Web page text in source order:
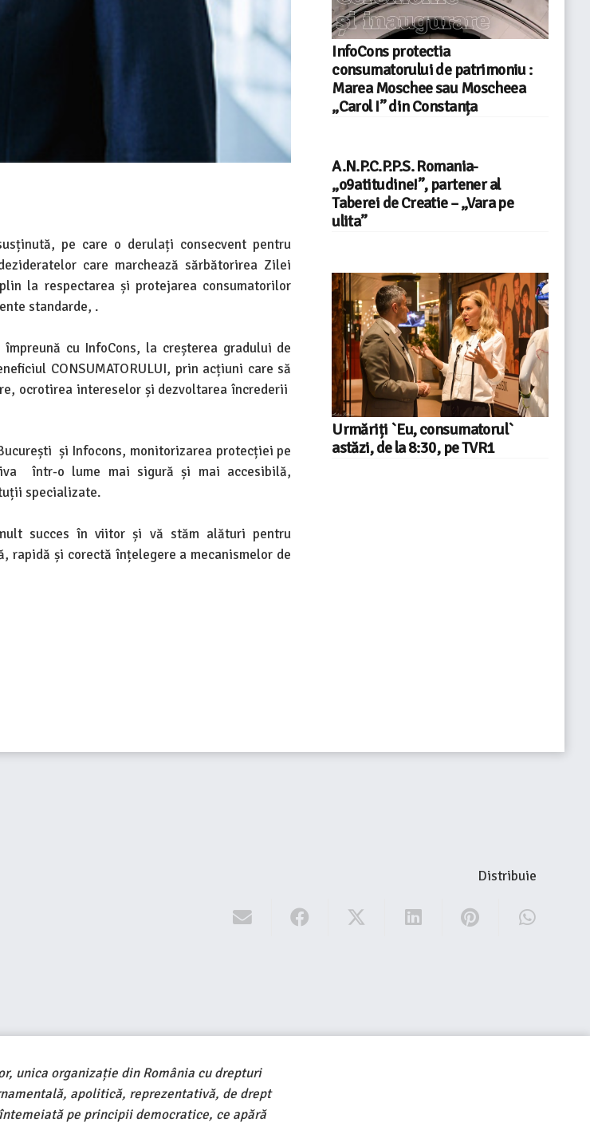
pe care o derulați consecvent pentru
care marchează sărbătorirea Zilei
la respectarea și protejarea consumatorilor
standarde, .
cu InfoCons, la creșterea gradului de
CONSUMATORULUI, prin acțiuni care să
ocrotirea intereselor și dezvoltarea încrederii
și Infocons, monitorizarea protecției pe
într-o lume mai sigură și mai accesibilă,
specializate.
succes în viitor și vă stăm alături pentru
și corectă înțelegere a mecanismelor de
InfoCons protectia
consumatorului de patrimoniu :
Marea Moschee sau Moscheea
„Carol I” din Constanța
A.N.P.C.P.P.S. Romania-
„o9atitudine!”, partener al
Taberei de Creatie – „Vara pe
ulita”
Urmăriți `Eu, consumatorul`
astăzi, de la 8:30, pe TVR1
Distribuie
unica organizație din România cu drepturi
apolitică, reprezentativă, de drept
pe principii democratice, ce apără